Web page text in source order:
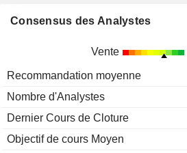
Consensus des Analystes
Vente
Recommandation moyenne
Nombre d'Analystes
Dernier Cours de Cloture
Objectif de cours Moyen